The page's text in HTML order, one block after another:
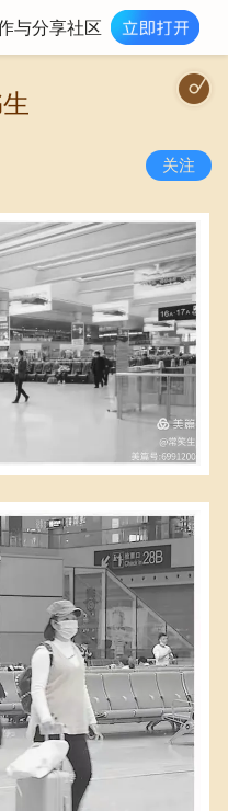
与分享社区
关注